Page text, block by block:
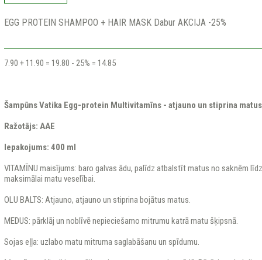
EGG PROTEIN SHAMPOO + HAIR MASK Dabur AKCIJA -25%
​7.90 + 11.90 = 19.80 - 25% = 14.85
Šampūns Vatika Egg-protein Multivitamīns - atjauno un stiprina matus
Ražotājs: AAE
Iepakojums: 400 ml
VITAMĪNU maisījums: baro galvas ādu, palīdz atbalstīt matus no saknēm
maksimālai matu veselībai.
OLU BALTS: Atjauno, atjauno un stiprina bojātus matus.
MEDUS: pārklāj un noblīvē nepieciešamo mitrumu katrā matu šķipsnā.
Sojas eļļa: uzlabo matu mitruma saglabāšanu un spīdumu.